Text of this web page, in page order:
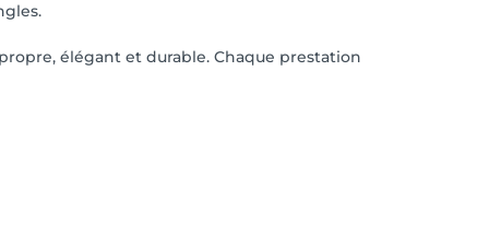
élégant et durable. Chaque prestation